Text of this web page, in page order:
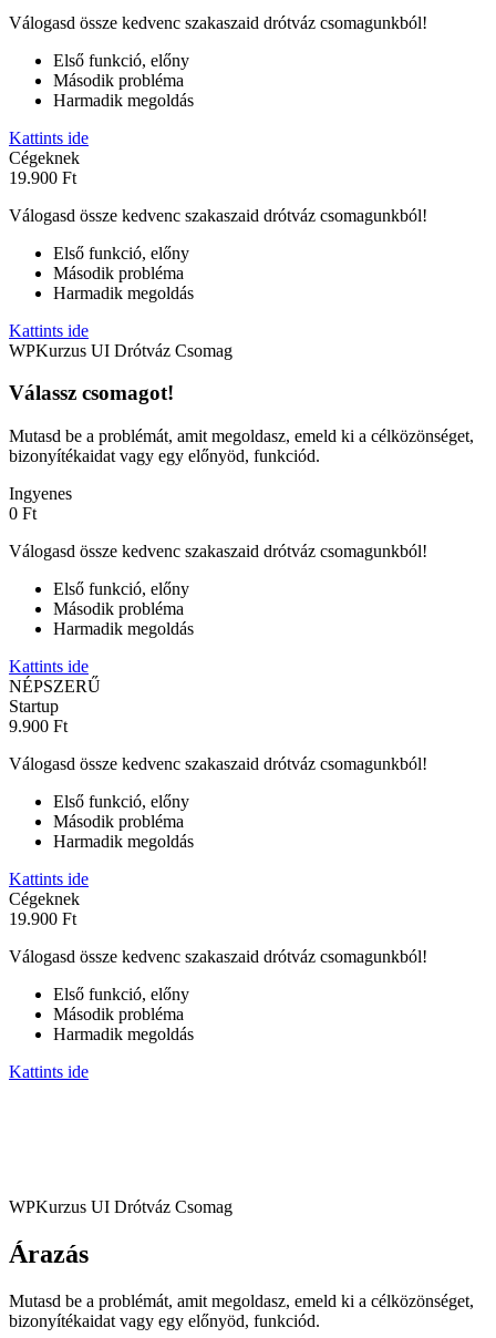
Válogasd össze kedvenc szakaszaid drótváz csomagunkból!
Első funkció, előny
Második probléma
Harmadik megoldás
Kattints ide
Cégeknek
19.900 Ft
Válogasd össze kedvenc szakaszaid drótváz csomagunkból!
Első funkció, előny
Második probléma
Harmadik megoldás
Kattints ide
WPKurzus UI Drótváz Csomag
Válassz csomagot!
Mutasd be a problémát, amit megoldasz, emeld ki a célközönséget,
bizonyítékaidat vagy egy előnyöd, funkciód.
Ingyenes
0 Ft
Válogasd össze kedvenc szakaszaid drótváz csomagunkból!
Első funkció, előny
Második probléma
Harmadik megoldás
Kattints ide
NÉPSZERŰ
Startup
9.900 Ft
Válogasd össze kedvenc szakaszaid drótváz csomagunkból!
Első funkció, előny
Második probléma
Harmadik megoldás
Kattints ide
Cégeknek
19.900 Ft
Válogasd össze kedvenc szakaszaid drótváz csomagunkból!
Első funkció, előny
Második probléma
Harmadik megoldás
Kattints ide
WPKurzus UI Drótváz Csomag
Árazás
Mutasd be a problémát, amit megoldasz, emeld ki a célközönséget,
bizonyítékaidat vagy egy előnyöd, funkciód.